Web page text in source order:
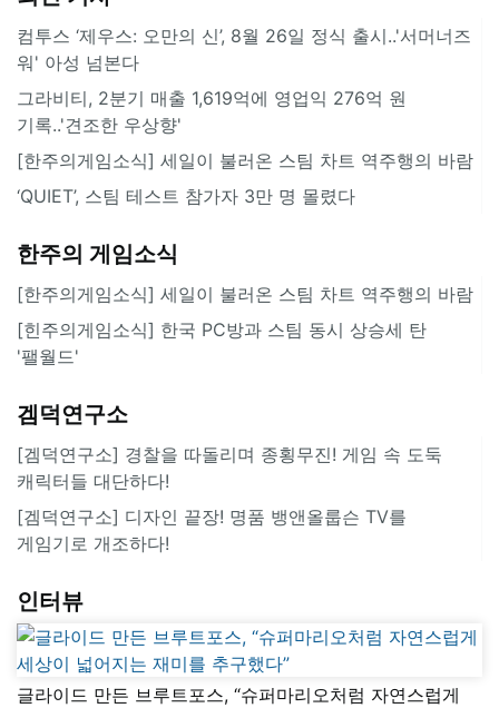
컴투스 ‘제우스: 오만의 신’, 8월 26일 정식 출시..'서머너즈
워' 아성 넘본다
그라비티, 2분기 매출 1,619억에 영업익 276억 원
기록..'견조한 우상향'
[한주의게임소식] 세일이 불러온 스팀 차트 역주행의 바람
‘QUIET’, 스팀 테스트 참가자 3만 명 몰렸다
한주의 게임소식
[한주의게임소식] 세일이 불러온 스팀 차트 역주행의 바람
[힌주의게임소식] 한국 PC방과 스팀 동시 상승세 탄
'팰월드'
겜덕연구소
[겜덕연구소] 경찰을 따돌리며 종횡무진! 게임 속 도둑
캐릭터들 대단하다!
[겜덕연구소] 디자인 끝장! 명품 뱅앤올룹슨 TV를
게임기로 개조하다!
인터뷰
글라이드 만든 브루트포스, “슈퍼마리오처럼 자연스럽게